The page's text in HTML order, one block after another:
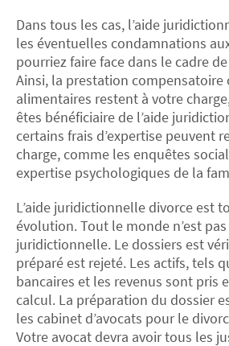
Dans tous les cas, l’aide
les éventuelles condamnations
pourriez faire face dans le cadre
Ainsi, la prestation compensatoire
alimentaires restent à votre
êtes bénéficiaire de l’aide
certains frais d’expertise peuvent
charge, comme les enquêtes
expertise psychologiques de la
L’aide juridictionnelle divorce est
évolution. Tout le monde n’est
juridictionnelle. Le dossiers est
préparé est rejeté. Les actifs, tels
bancaires et les revenus sont pris
calcul. La préparation du dossier
les cabinet d’avocats pour le
Votre avocat devra avoir tous les